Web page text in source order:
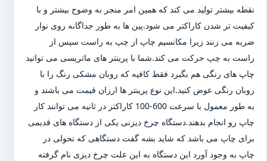
نقطه بیشتر تولید می کند که همین امر منجر به وضوح بیشتر و با
کیفیت تر شدن کاراکتر می شود.پین ها به طور جداگانه روی نوار
ضربه می زنند زیرا مکانسیم چاپ از چپ به راست سپس از
راست به چپ حرکت می کند.شما با پرینتر های ماتریسی می توانید
چاپ های رنگی هم بگیرد فقط کافیه که روبان مشکی رنگ را با
روبان رنگی عوض کنید.این نوع پرینتر ها ارزان قیمت می باشند و
به طور معمول با سرعت 600-100 کاراکتر در ثانیه می توانند کار
چاپ رو انجام بدهند.دستگاه چرخ دیزنی یکی از دستگاه های قدیمی
برای چاپ می باشد که شاید بشه گفت دستگاهی که تحولی در
چاپ به وجود آورد این دستگاه به این علت چرخ دیزی نام گرفته